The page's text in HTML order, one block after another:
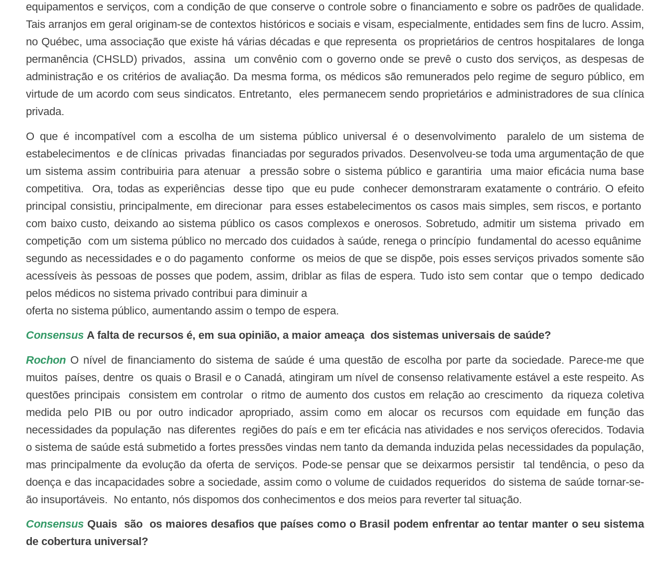
equipamentos e serviços, com a condição de que conserve o controle sobre o financiamento e sobre os padrões de qualidade.
Tais arranjos em geral originam-se de contextos históricos e sociais e visam, especialmente, entidades sem fins de lucro. Assim,
no Québec, uma associação que existe há várias décadas e que representa os proprietários de centros hospitalares de longa
permanência (CHSLD) privados, assina um convênio com o governo onde se prevê o custo dos serviços, as despesas de
administração e os critérios de avaliação. Da mesma forma, os médicos são remunerados pelo regime de seguro público, em
virtude de um acordo com seus sindicatos. Entretanto, eles permanecem sendo proprietários e administradores de sua clínica
privada.
O que é incompatível com a escolha de um sistema público universal é o desenvolvimento paralelo de um sistema de
estabelecimentos e de clínicas privadas financiadas por segurados privados. Desenvolveu-se toda uma argumentação de que
um sistema assim contribuiria para atenuar a pressão sobre o sistema público e garantiria uma maior eficácia numa base
competitiva. Ora, todas as experiências desse tipo que eu pude conhecer demonstraram exatamente o contrário. O efeito
principal consistiu, principalmente, em direcionar para esses estabelecimentos os casos mais simples, sem riscos, e portanto
com baixo custo, deixando ao sistema público os casos complexos e onerosos. Sobretudo, admitir um sistema privado em
competição com um sistema público no mercado dos cuidados à saúde, renega o princípio fundamental do acesso equânime
segundo as necessidades e o do pagamento conforme os meios de que se dispõe, pois esses serviços privados somente são
acessíveis às pessoas de posses que podem, assim, driblar as filas de espera. Tudo isto sem contar que o tempo dedicado
pelos médicos no sistema privado contribui para diminuir a
oferta no sistema público, aumentando assim o tempo de espera.
Consensus A falta de recursos é, em sua opinião, a maior ameaça dos sistemas universais de saúde?
Rochon O nível de financiamento do sistema de saúde é uma questão de escolha por parte da sociedade. Parece-me que
muitos países, dentre os quais o Brasil e o Canadá, atingiram um nível de consenso relativamente estável a este respeito. As
questões principais consistem em controlar o ritmo de aumento dos custos em relação ao crescimento da riqueza coletiva
medida pelo PIB ou por outro indicador apropriado, assim como em alocar os recursos com equidade em função das
necessidades da população nas diferentes regiões do país e em ter eficácia nas atividades e nos serviços oferecidos. Todavia
o sistema de saúde está submetido a fortes pressões vindas nem tanto da demanda induzida pelas necessidades da população,
mas principalmente da evolução da oferta de serviços. Pode-se pensar que se deixarmos persistir tal tendência, o peso da
doença e das incapacidades sobre a sociedade, assim como o volume de cuidados requeridos do sistema de saúde tornar-se-
ão insuportáveis. No entanto, nós dispomos dos conhecimentos e dos meios para reverter tal situação.
Consensus Quais são os maiores desafios que países como o Brasil podem enfrentar ao tentar manter o seu sistema
de cobertura universal?